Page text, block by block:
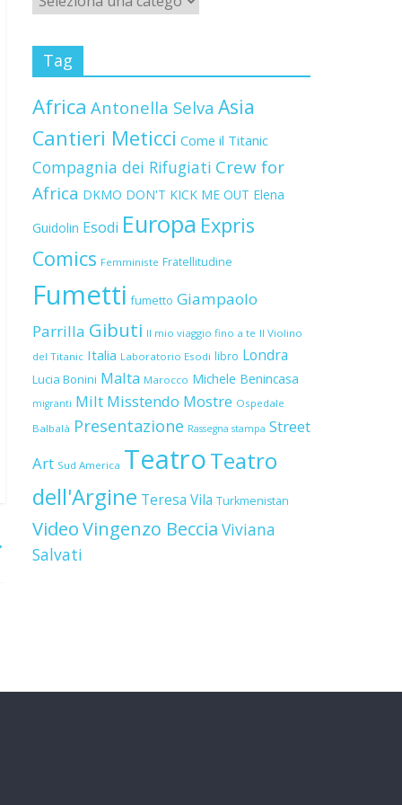
Tag
Africa Antonella Selva Asia
Cantieri Meticci Come il Titanic
Compagnia dei Rifugiati Crew for
Africa DKMO DON'T KICK ME OUT Elena
Guidolin Esodi Europa Expris
Comics Femministe Fratellitudine
Fumetti fumetto Giampaolo
Parrilla Gibuti Il mio viaggio fino a te Il Violino
del Titanic Italia Laboratorio Esodi libro Londra
Lucia Bonini Malta Marocco Michele Benincasa
migranti Milt Misstendo Mostre Ospedale
Balbalà Presentazione Rassegna stampa Street
Art Sud America TeatroTeatro
dell'Argine Teresa Vila Turkmenistan
VideoVingenzo Beccia Viviana
Salvati